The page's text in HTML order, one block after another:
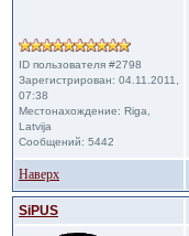
ID пользователя #2798
Зарегистрирован: 04.11.2011,
07:38
Местонахождение: Riga,
Latvija
Сообщений: 5442
Наверх
SiPUS